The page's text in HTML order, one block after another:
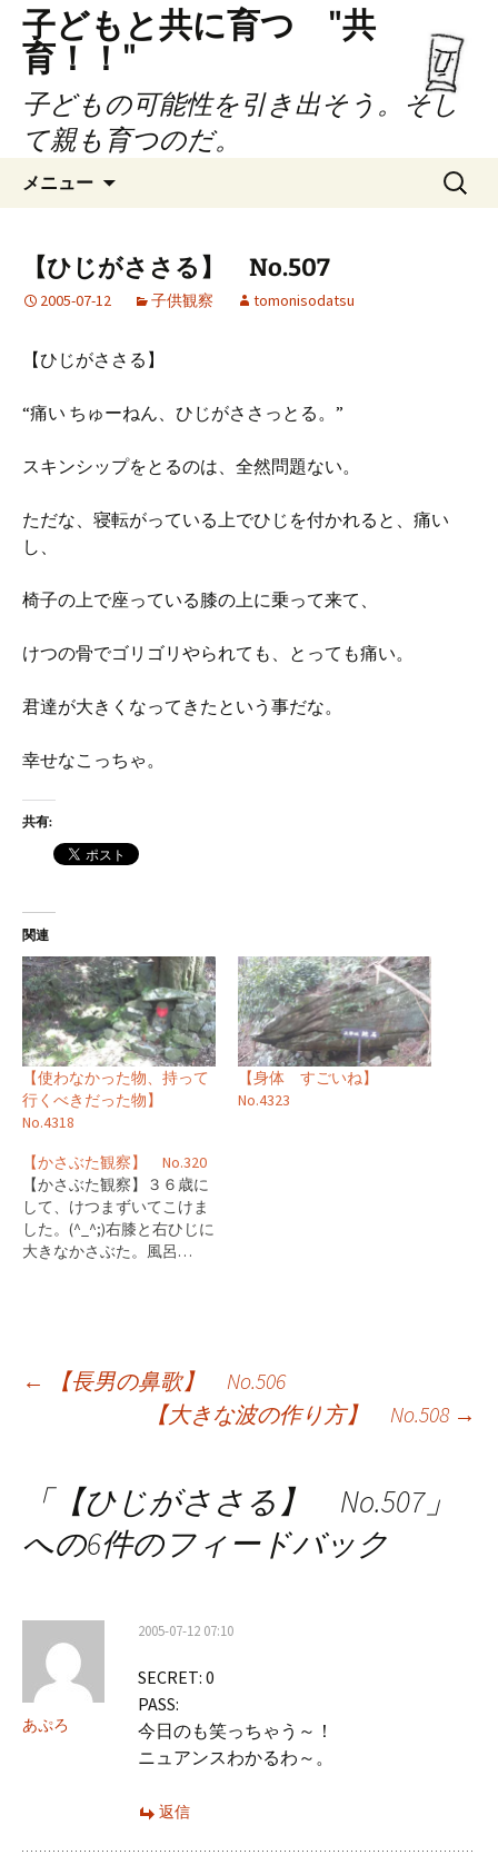
子どもと共に育つ "共
育！！"
子どもの可能性を引き出そう。そし
て親も育つのだ。
メニュー
ン
ツ
キ
プ
検
索:
【ひじがささる】 No.507
2005-07-12 子供観察 tomonisodatsu
【ひじがささる】
“痛い ちゅーねん、ひじがささっとる。”
スキンシップをとるのは、全然問題ない。
ただな、寝転がっている上でひじを付かれると、痛い
し、
椅子の上で座っている膝の上に乗って来て、
けつの骨でゴリゴリやられても、とっても痛い。
君達が大きくなってきたという事だな。
幸せなこっちゃ。
共有:
関連
【使わなかった物、持って
行くべきだった物】
No.4318
【身体 すごいね】
No.4323
【かさぶた観察】 No.320
【かさぶた観察】３６歳に
して、けつまずいてこけま
した。(^_^;)右膝と右ひじに
大きなかさぶた。風呂…
投
ゲ
ン
←
【長男の鼻歌】 No.506
【大きな波の作り方】 No.508 →
「【ひじがささる】 No.507」
への6件のフィードバック
あぷろ
2005-07-12 07:10
SECRET: 0
PASS:
今日のも笑っちゃう～！
ニュアンスわかるわ～。
返信